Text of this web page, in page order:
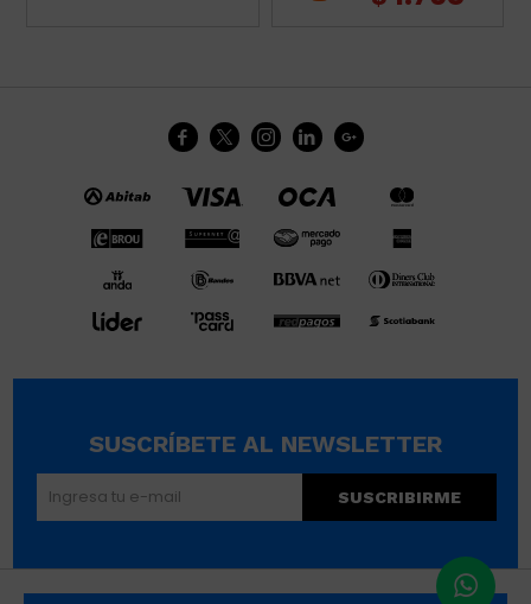
    
SUSCRÍBETE AL NEWSLETTER
SUSCRIBIRME